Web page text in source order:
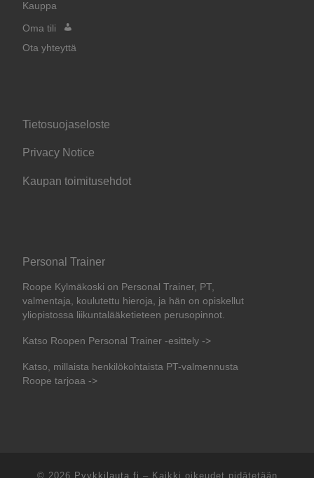
Kauppa
Oma tili
Ota yhteyttä
Tietosuojaseloste
Privacy Notice
Kaupan toimitusehdot
Personal Trainer
Roope Kylmäkoski on Personal Trainer, PT,
valmentaja, koulutettu hieroja, ja hän on opiskellut
yliopistossa liikuntalääketieteen perusopinnot.
Katso Roopen Personal Trainer -esittely ->
Katso, millaista henkilökohtaista PT-valmennusta
Roope tarjoaa ->
© 2026 Pyykkilauta.fi – Kaikki oikeudet pidätetään